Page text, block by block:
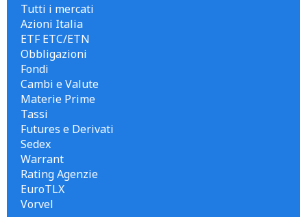
Tutti i mercati
Azioni Italia
ETF ETC/ETN
Obbligazioni
Fondi
Cambi e Valute
Materie Prime
Tassi
Futures e Derivati
Sedex
Warrant
Rating Agenzie
EuroTLX
Vorvel